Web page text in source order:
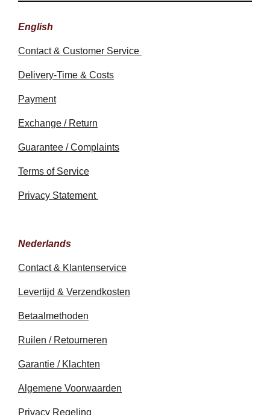
English
Contact & Customer Service
Delivery-Time & Costs
Payment
Exchange / Return
Guarantee / Complaints
Terms of Service
Privacy Statement
Nederlands
Contact & Klantenservice
Levertijd & Verzendkosten
Betaalmethoden
Ruilen / Retourneren
Garantie / Klachten
Algemene Voorwaarden
Privacy Regeling